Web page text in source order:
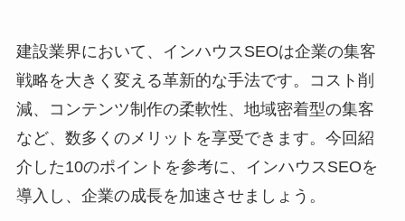
建設業界において、インハウスSEOは企業の集客
戦略を大きく変える革新的な手法です。コスト削
減、コンテンツ制作の柔軟性、地域密着型の集客
など、数多くのメリットを享受できます。今回紹
介した10のポイントを参考に、インハウスSEOを
導入し、企業の成長を加速させましょう。